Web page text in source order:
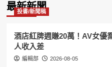
最新新聞
投書/新聞稿
酒店紅牌週賺20萬！AV女優
人收入差
編輯部 2026-08-05